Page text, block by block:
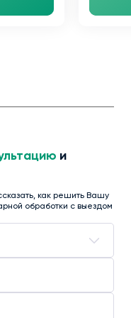
и
как решить Вашу
обработки с выездом